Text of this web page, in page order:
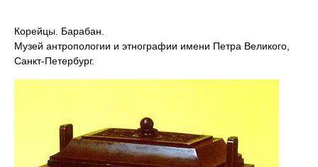
Корейцы. Барабан.
Музей антропологии и этнографии имени Петра Великого,
Санкт-Петербург.